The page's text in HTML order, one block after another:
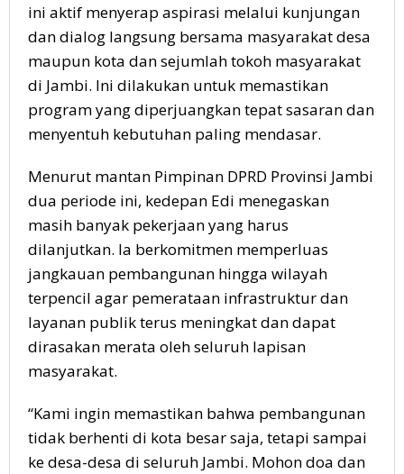
ini aktif menyerap aspirasi melalui kunjungan
dan dialog langsung bersama masyarakat desa
maupun kota dan sejumlah tokoh masyarakat
di Jambi. Ini dilakukan untuk memastikan
program yang diperjuangkan tepat sasaran dan
menyentuh kebutuhan paling mendasar.
Menurut mantan Pimpinan DPRD Provinsi Jambi
dua periode ini, kedepan Edi menegaskan
masih banyak pekerjaan yang harus
dilanjutkan. Ia berkomitmen memperluas
jangkauan pembangunan hingga wilayah
terpencil agar pemerataan infrastruktur dan
layanan publik terus meningkat dan dapat
dirasakan merata oleh seluruh lapisan
masyarakat.
“Kami ingin memastikan bahwa pembangunan
tidak berhenti di kota besar saja, tetapi sampai
ke desa-desa di seluruh Jambi. Mohon doa dan